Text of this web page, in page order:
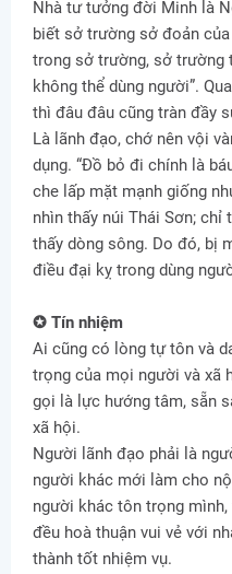
Nhà tư tưởng đời Minh là
biết sở trường sở đoản
trong sở trường, sở trường
không thể dùng người”.
thì đâu đâu cũng tràn đầy
Là lãnh đạo, chớ nên vội
dụng. “Đồ bỏ đi chính là
che lấp mặt mạnh giống
nhìn thấy núi Thái Sơn; chỉ
thấy dòng sông. Do đó, bị
điều đại kỵ trong dùng
✪ Tín nhiệm
Ai cũng có lòng tự tôn và
trọng của mọi người và xã
gọi là lực hướng tâm, sẵn
xã hội.
Người lãnh đạo phải là
người khác mới làm cho
người khác tôn trọng
đều hoà thuận vui vẻ với
thành tốt nhiệm vụ.